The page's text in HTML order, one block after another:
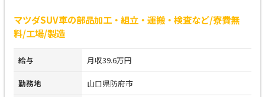
マツダSUV車の部品加工・組立・運搬・検査など/寮費無
料/工場/製造
給与 月収39.6万円
勤務地 山口県防府市